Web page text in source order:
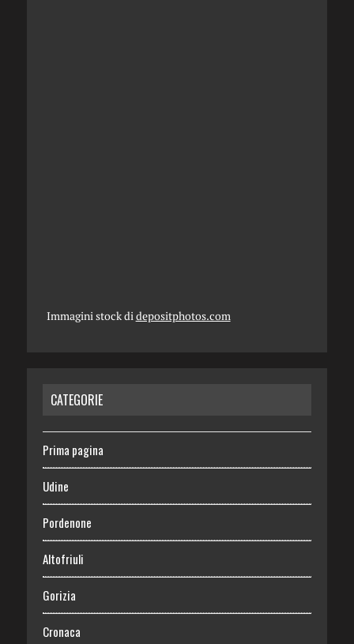
Immagini stock di depositphotos.com
CATEGORIE
Prima pagina
Udine
Pordenone
Altofriuli
Gorizia
Cronaca